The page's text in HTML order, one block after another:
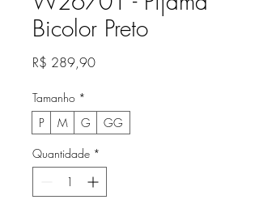
Bicolor Preto
R$ 289,90Preço
Tamanho *
P
M G
GG
Quantidade *